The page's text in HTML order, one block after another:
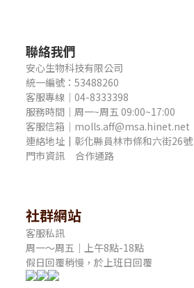
聯絡我們
安心生物科技有限公司
統一編號：53488260
客服專線｜04-8333398
服務時間｜周一~周五 09:00~17:00
客服信箱｜molls.aff@msa.hinet.net
連絡地址 ｜ 彰化縣員林市條和六街26號
門市資訊 合作通路
社群網站
客服私訊
周一～周五｜上午8點-18點
假日回覆稍慢，於上班日回覆